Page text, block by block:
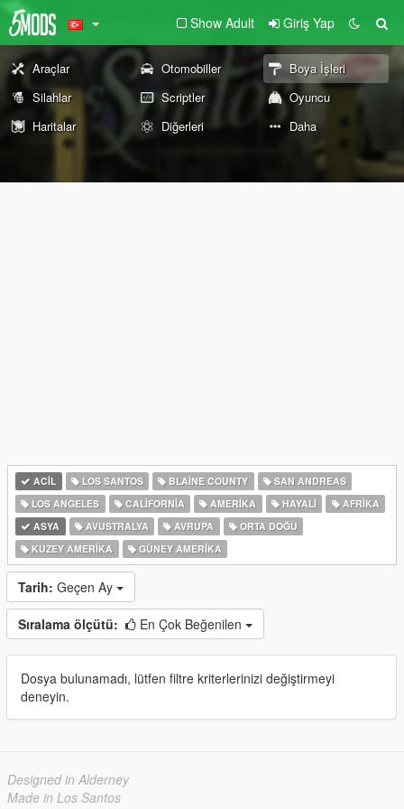
Show Adult Giriş Yap
Araçlar Otomobiller
Boya İşleri
Silahlar
Scriptler
Oyuncu
Haritalar
Diğerleri Daha
ACIL LOS SANTOS BLAINE COUNTY
SAN ANDREAS
LOS ANGELES
CALIFORNIA AMERIKA HAYALI
AFRIKA
ASYA
AVUSTRALYA AVRUPA
ORTA DOĞU
KUZEY AMERIKA
GÜNEY AMERIKA
Tarih: Geçen Ay
Sıralama ölçütü: En Çok Beğenilen
Dosya bulunamadı, lütfen filtre kriterlerinizi değiştirmeyi
deneyin.
Designed in Alderney
Made in Los Santos